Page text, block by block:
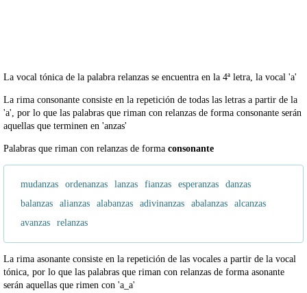
La vocal tónica de la palabra relanzas se encuentra en la 4ª letra, la vocal 'a'
La rima consonante consiste en la repetición de todas las letras a partir de la
'a', por lo que las palabras que riman con relanzas de forma consonante serán
aquellas que terminen en 'anzas'
Palabras que riman con relanzas de forma consonante
mudanzas ordenanzas lanzas fianzas esperanzas
danzas
balanzas
alianzas alabanzas adivinanzas abalanzas
alcanzas
avanzas
relanzas
La rima asonante consiste en la repetición de las vocales a partir de la vocal
tónica, por lo que las palabras que riman con relanzas de forma asonante
serán aquellas que rimen con 'a_a'